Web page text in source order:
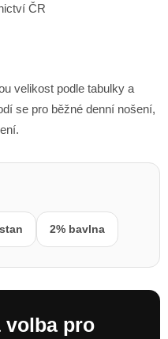
ČR
velikost podle tabulky a
se pro běžné denní nošení,
2% bavlna
volba pro